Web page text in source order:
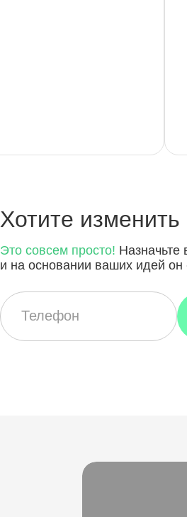
Хотите изменить
Это совсем просто! Назначьте
и на основании ваших идей